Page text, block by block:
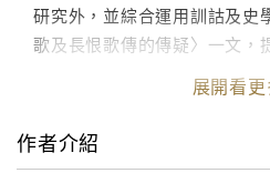
研究外，並綜合運用訓詁及史
歌及長恨歌傳的傳疑〉一文，
能就方法論角度，提出研究之
「經史研究方法實踐」論文集
附錄六篇，首二篇談孔子學
展開看
作者介紹